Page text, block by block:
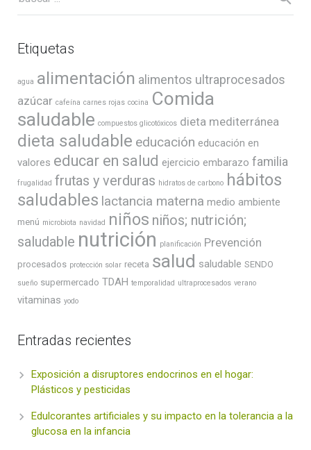
Etiquetas
agua alimentación alimentos ultraprocesados
azúcar cafeína carnes rojas cocina Comida
saludable compuestos glicotóxicos dieta mediterránea
dieta saludable educación educación en
valores educar en salud ejercicio embarazo familia
frugalidad frutas y verduras hidratos de carbono hábitos
saludables lactancia materna medio ambiente
menú microbiota navidad niños niños; nutrición;
saludable nutrición planificación Prevención
procesados protección solar receta salud saludable SENDO
sueño supermercado TDAH temporalidad ultraprocesados verano
vitaminas yodo
Entradas recientes
Exposición a disruptores endocrinos en el hogar:
Plásticos y pesticidas
Edulcorantes artificiales y su impacto en la tolerancia a la
glucosa en la infancia